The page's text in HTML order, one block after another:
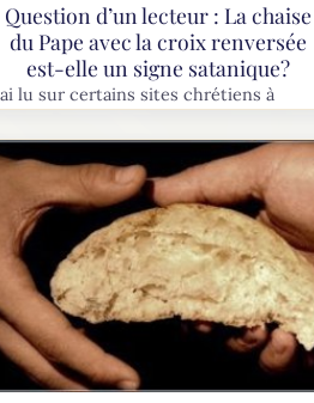
Question d’un lecteur : La chaise
du Pape avec la croix renversée
est-elle un signe satanique?
lu sur certains sites chrétiens à
sur le trône du Pape était le
signe de Satan. Est-ce que cela est vrai?
Si oui,...